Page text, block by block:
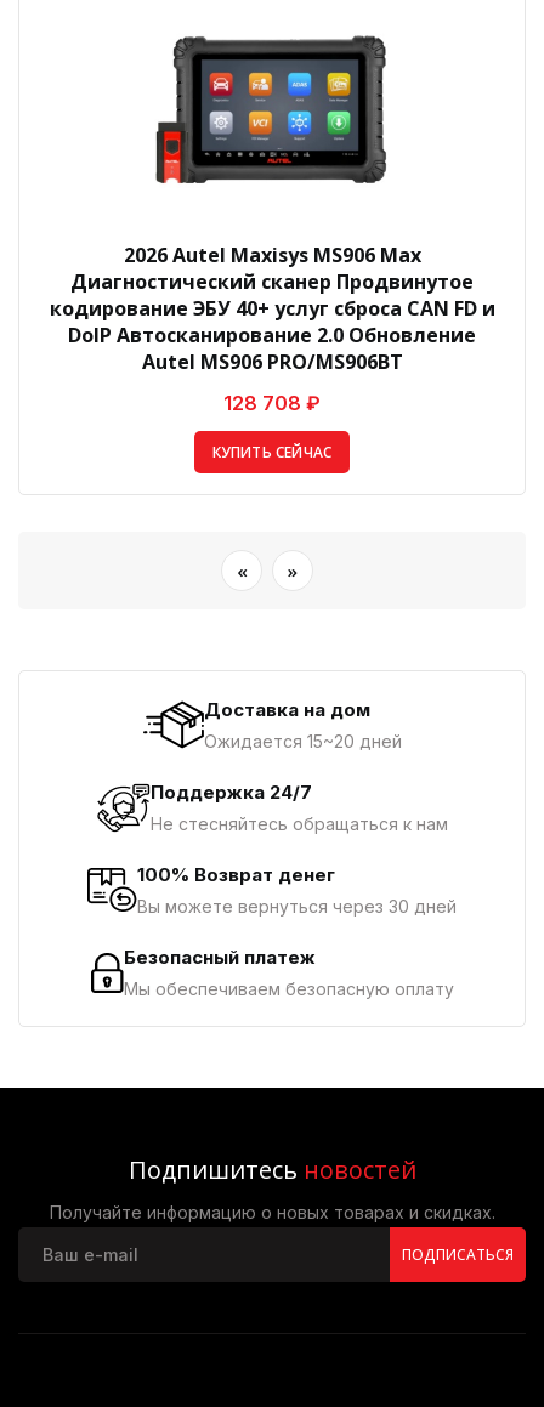
2026 Autel Maxisys MS906 Max
Диагностический сканер Продвинутое
кодирование ЭБУ 40+ услуг сброса CAN FD и
DoIP Автосканирование 2.0 Обновление
Autel MS906 PRO/MS906BT
128 708 ₽
КУПИТЬ СЕЙЧАС
« »
Доставка на дом
Ожидается 15~20 дней
Поддержка 24/7
Не стесняйтесь обращаться к нам
100% Возврат денег
Вы можете вернуться через 30 дней
Безопасный платеж
Мы обеспечиваем безопасную оплату
Подпишитесь новостей
Получайте информацию о новых товарах и скидках.
ПОДПИСАТЬСЯ